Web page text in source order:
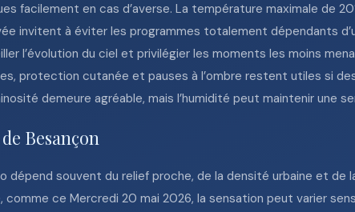
facilement en cas d’averse. La température maximale de
invitent à éviter les programmes totalement dépendants
l’évolution du ciel et privilégier les moments les moins
protection cutanée et pauses à l’ombre restent utiles si
demeure agréable, mais l’humidité peut maintenir une
Besançon
dépend souvent du relief proche, de la densité urbaine et de
ce Mercredi 20 mai 2026, la sensation peut varier